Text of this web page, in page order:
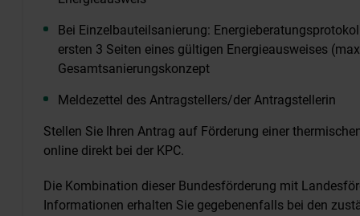
Bei Einzelbauteilsanierung:
ersten 3 Seiten eines gültigen Energieausweises
Gesamtsanierungskonzept
Meldezettel des Antragstellers/der Antragstellerin
Stellen Sie Ihren Antrag auf Förderung einer
online direkt bei der KPC.
Die Kombination dieser Bundesförderung mit
Informationen erhalten Sie gegebenenfalls bei den